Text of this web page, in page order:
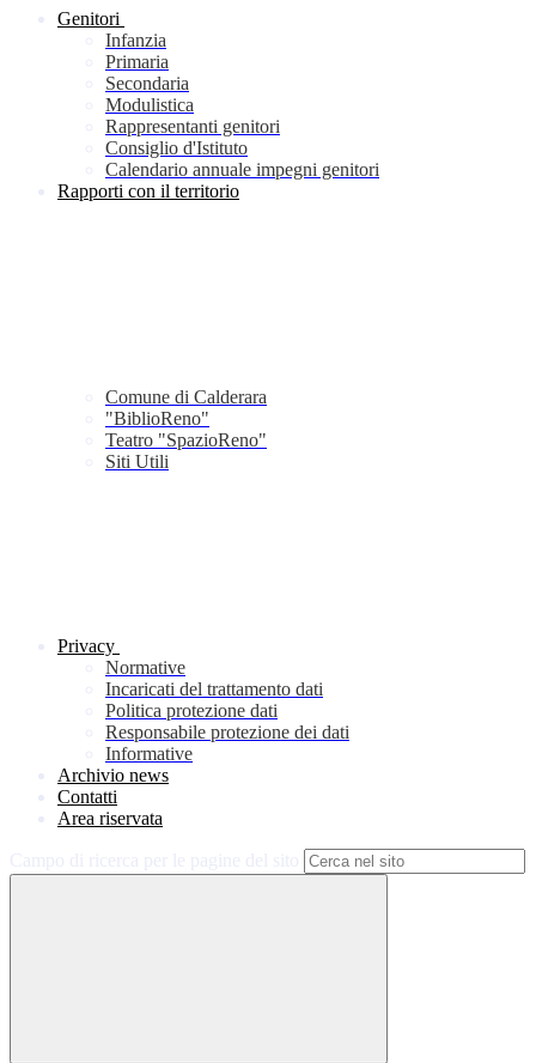
Genitori
Infanzia
Primaria
Secondaria
Modulistica
Rappresentanti genitori
Consiglio d'Istituto
Calendario annuale impegni genitori
Rapporti con il territorio
Comune di Calderara
"BiblioReno"
Teatro "SpazioReno"
Siti Utili
Privacy
Normative
Incaricati del trattamento dati
Politica protezione dati
Responsabile protezione dei dati
Informative
Archivio news
Contatti
Area riservata